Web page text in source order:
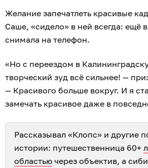
Желание запечатлеть красивые
Саше, «сидело» в ней всегда: ещё
снимала на телефон.
«Но с переездом в
творческий зуд всё сильнее! —
— Красивого больше вокруг. И я
замечать красивое даже в
Рассказывал «Клопс» и другие
истории: путешественница 60+
областью через объектив, а